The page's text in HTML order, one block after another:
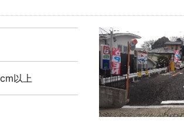
以上